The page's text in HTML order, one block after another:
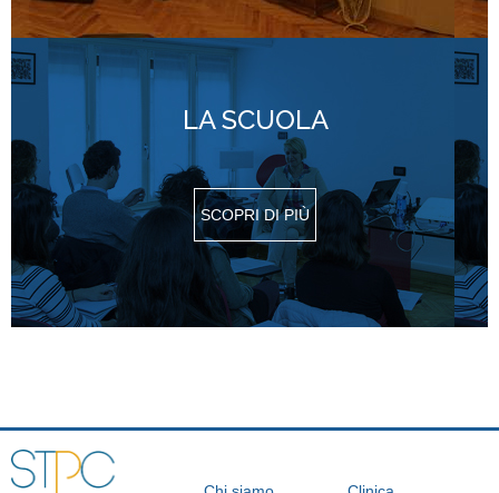
LA SCUOLA
SCOPRI DI PIÙ